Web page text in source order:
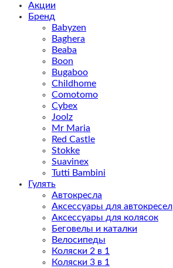
Акции
Бренд
Babyzen
Baghera
Beaba
Boon
Bugaboo
Childhome
Comotomo
Cybex
Joolz
Mr Maria
Red Castle
Stokke
Suavinex
Tutti Bambini
Гулять
Автокресла
Аксессуары для автокресел
Аксессуары для колясок
Беговелы и каталки
Велосипеды
Коляски 2 в 1
Коляски 3 в 1